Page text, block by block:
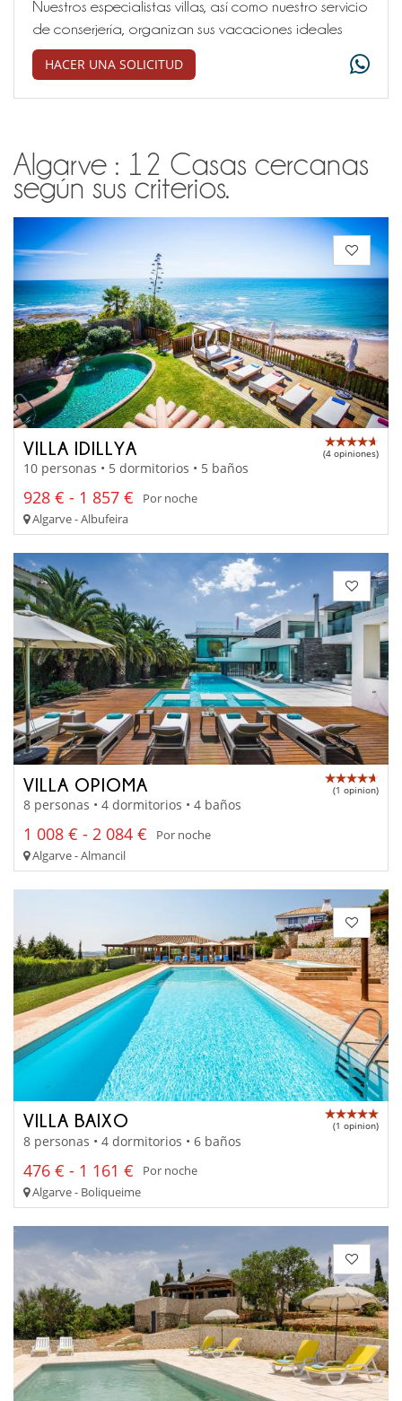
Nuestros especialistas villas, así como nuestro servicio
de conserjería, organizan sus vacaciones ideales
HACER UNA SOLICITUD
Algarve : 12 Casas cercanas
según sus criterios.
VILLA IDILLYA (4 opiniones)
10 personas • 5 dormitorios • 5 baños
928 € - 1 857 €
Por noche
Algarve - Albufeira
VILLA OPIOMA (1 opinion)
8 personas • 4 dormitorios • 4 baños
1 008 € - 2 084 €
Por noche
Algarve - Almancil
VILLA BAIXO (1 opinion)
8 personas • 4 dormitorios • 6 baños
476 € - 1 161 €
Por noche
Algarve - Boliqueime